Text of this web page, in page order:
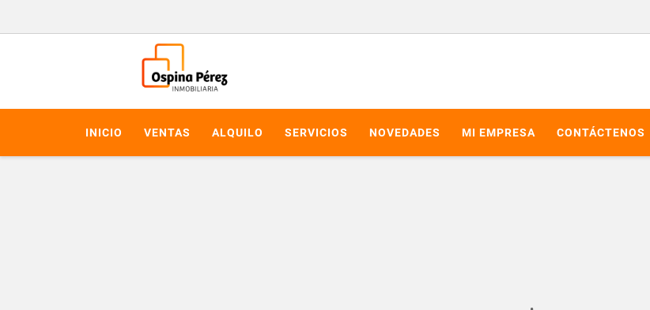
INICIO VENTAS ALQUILO SERVICIOS NOVEDADES MI EMPRESA CONTÁCTENOS